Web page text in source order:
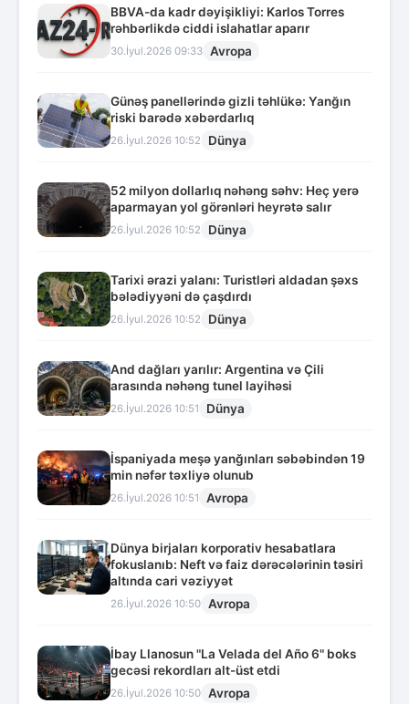
BBVA-da kadr dəyişikliyi: Karlos Torres
rəhbərlikdə ciddi islahatlar aparır
30.İyul.2026 09:33 Avropa
Günəş panellərində gizli təhlükə: Yanğın
riski barədə xəbərdarlıq
26.İyul.2026 10:52 Dünya
52 milyon dollarlıq nəhəng səhv: Heç yerə
aparmayan yol görənləri heyrətə salır
26.İyul.2026 10:52 Dünya
Tarixi ərazi yalanı: Turistləri aldadan şəxs
bələdiyyəni də çaşdırdı
26.İyul.2026 10:52 Dünya
And dağları yarılır: Argentina və Çili
arasında nəhəng tunel layihəsi
26.İyul.2026 10:51 Dünya
İspaniyada meşə yanğınları səbəbindən 19
min nəfər təxliyə olunub
26.İyul.2026 10:51 Avropa
Dünya birjaları korporativ hesabatlara
fokuslanıb: Neft və faiz dərəcələrinin təsiri
altında cari vəziyyət
26.İyul.2026 10:50 Avropa
İbay Llanosun "La Velada del Año 6" boks
gecəsi rekordları alt-üst etdi
26.İyul.2026 10:50 Avropa